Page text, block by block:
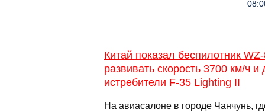
Китай показал беспилотник
развивать скорость 3700 км/ч
истребители F-35 Lighting II
На авиасалоне в городе Чанчунь,